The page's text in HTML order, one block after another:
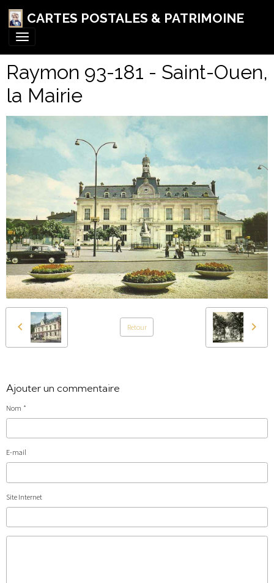
CARTES POSTALES & PATRIMOINE
Raymon 93-181 - Saint-Ouen,
la Mairie
Retour
Ajouter un commentaire
Nom
E-mail
Site Internet